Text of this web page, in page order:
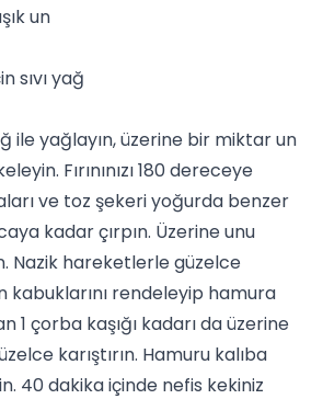
un
sıvı yağ
ile yağlayın, üzerine bir miktar un
Fırınınızı 180 dereceye
ve toz şekeri yoğurda benzer
kadar çırpın. Üzerine unu
Nazik hareketlerle güzelce
kabuklarını rendeleyip hamura
1 çorba kaşığı kadarı da üzerine
karıştırın. Hamuru kalıba
40 dakika içinde nefis kekiniz